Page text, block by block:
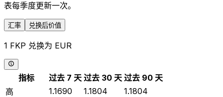
表每季度更新一次。
汇率 兑换后价值
1 FKP 兑换为 EUR
指标 过去 7 天 过去 30 天 过去 90 天
高
1.1690 1.1804
1.1804